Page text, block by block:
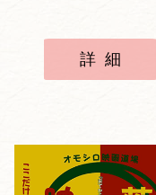
詳細